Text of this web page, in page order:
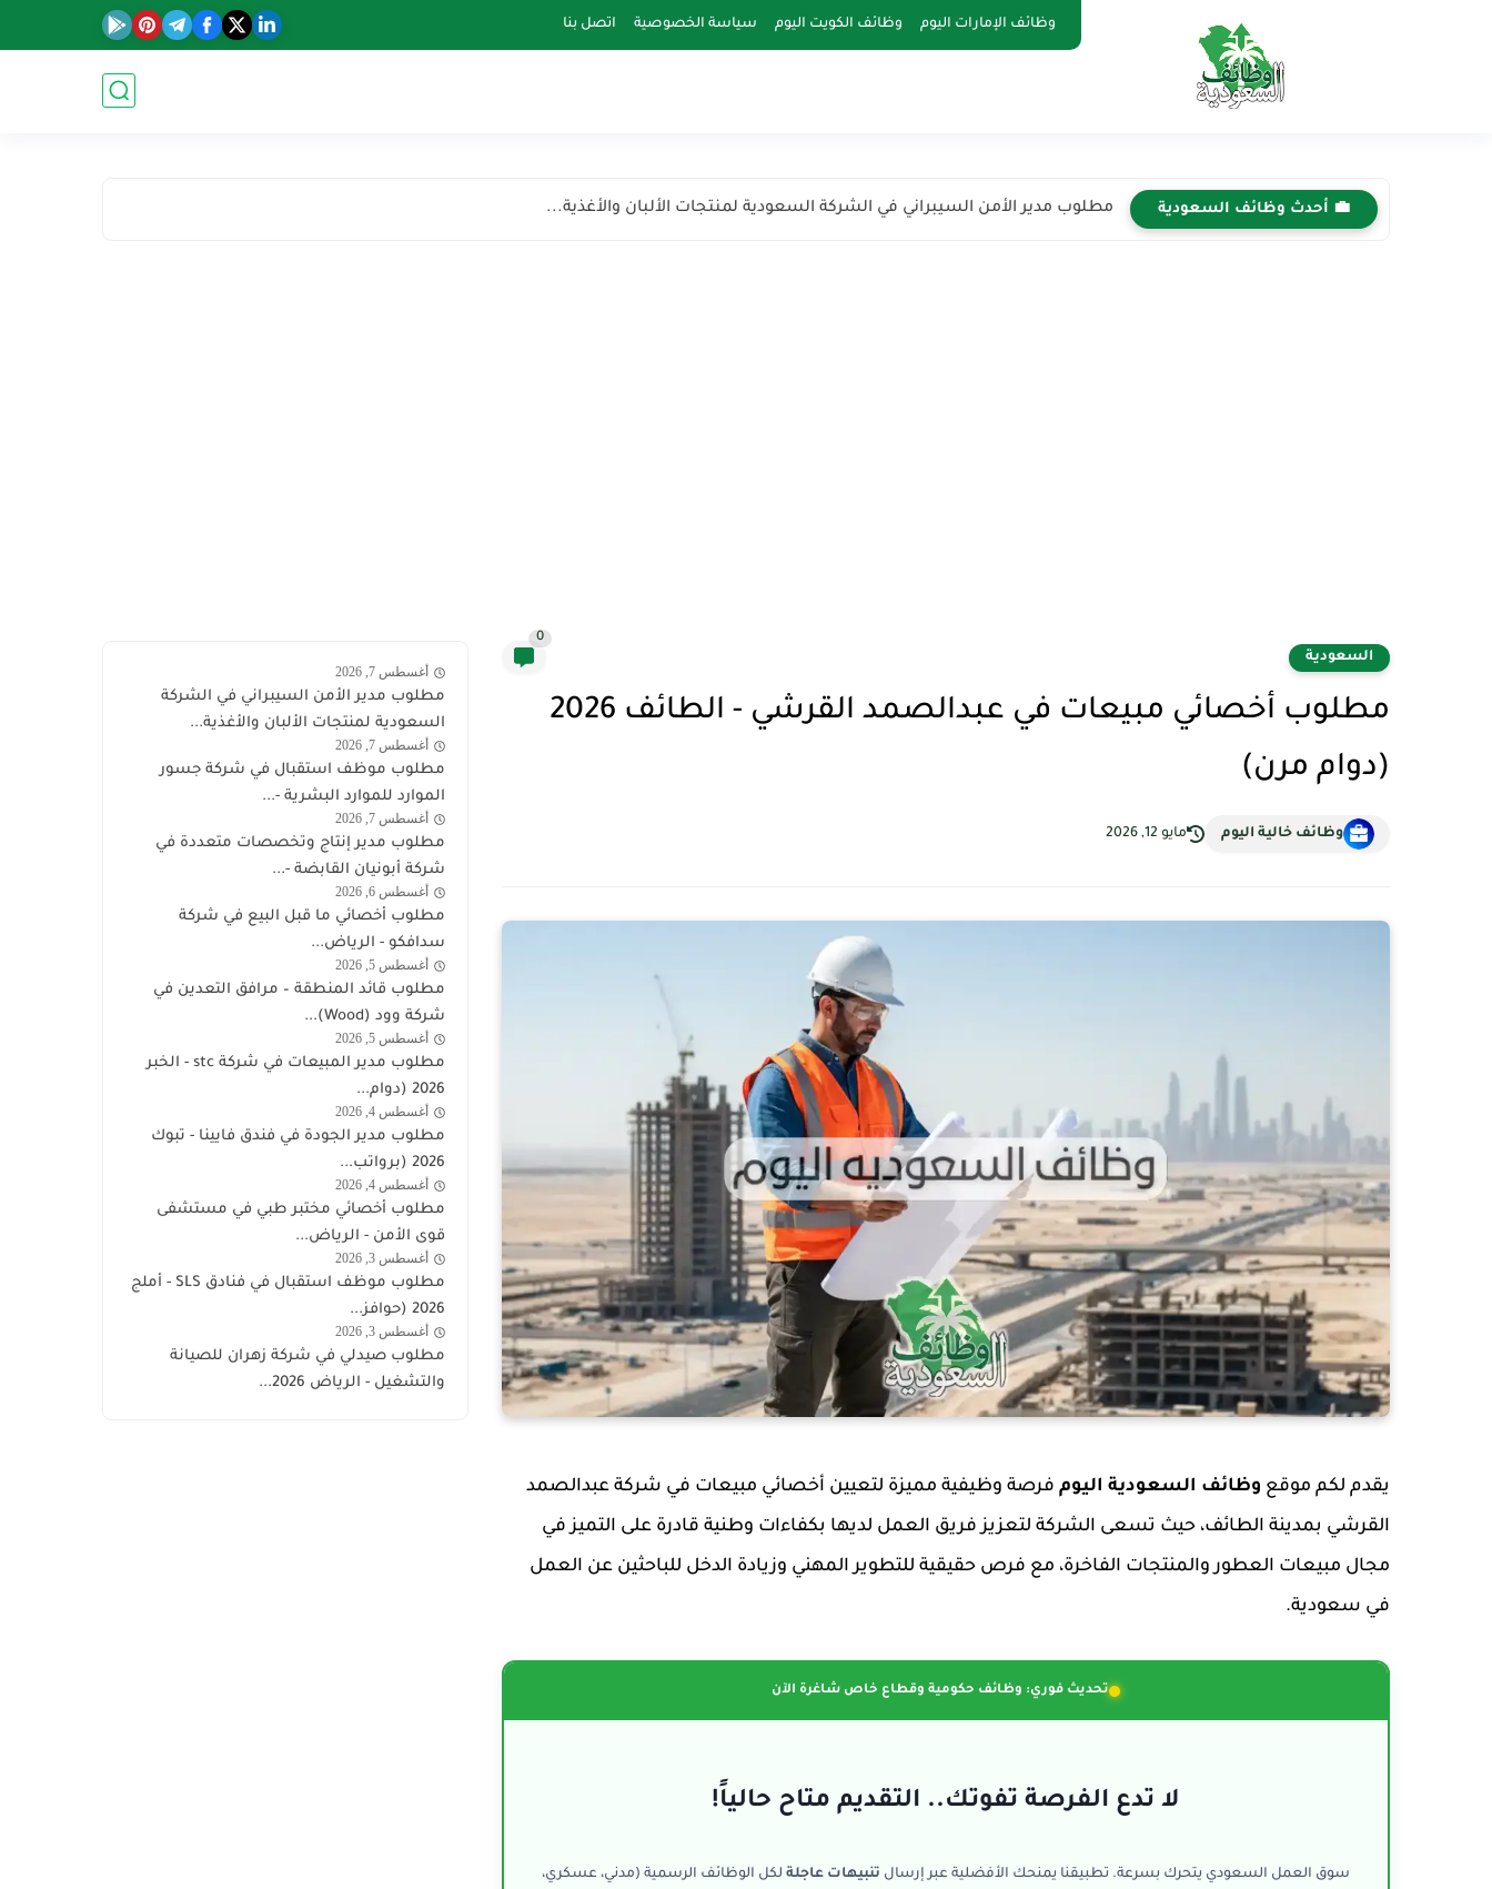
وظائف الإمارات اليوم وظائف الكويت اليوم سياسة الخصوصية اتصل بنا
💼 أحدث وظائف السعودية مطلوب مدير الأمن السيبراني في الشركة السعودية لمنتجات الألبان والأغذية...
السعودية
0
مطلوب أخصائي مبيعات في عبدالصمد القرشي - الطائف 2026
(دوام مرن)
وظائف خالية اليوم مايو 12, 2026
يقدم لكم موقع وظائف السعودية اليوم فرصة وظيفية مميزة لتعيين أخصائي مبيعات في شركة عبدالصمد
القرشي بمدينة الطائف، حيث تسعى الشركة لتعزيز فريق العمل لديها بكفاءات وطنية قادرة على التميز في
مجال مبيعات العطور والمنتجات الفاخرة، مع فرص حقيقية للتطوير المهني وزيادة الدخل للباحثين عن العمل
في سعودية.
تحديث فوري: وظائف حكومية وقطاع خاص شاغرة الآن
لا تدع الفرصة تفوتك.. التقديم متاح حالياً!
سوق العمل السعودي يتحرك بسرعة. تطبيقنا يمنحك الأفضلية عبر إرسال تنبيهات عاجلة لكل الوظائف الرسمية (مدني، عسكري،
وظائف
السعودية
أغسطس 7, 2026
مطلوب مدير الأمن السيبراني في الشركة
السعودية لمنتجات الألبان والأغذية...
السعودية
أغسطس 7, 2026
مطلوب موظف استقبال في شركة جسور
الموارد للموارد البشرية -...
وظائف
السعودية
اليوم
أغسطس 7, 2026
مطلوب مدير إنتاج وتخصصات متعددة في
شركة أبونيان القابضة -...
الشركة
السعودية
لمنتجات
الألبان
والأغذية
أغسطس 6, 2026
مطلوب أخصائي ما قبل البيع في شركة
سدافكو - الرياض...
وظائف
السعودية
اليوم
أغسطس 5, 2026
مطلوب قائد المنطقة – مرافق التعدين في
شركة وود (Wood)...
stc
توظيف
أغسطس 5, 2026
مطلوب مدير المبيعات في شركة stc - الخبر
2026 (دوام...
وظائف
السعودية
اليوم
أغسطس 4, 2026
مطلوب مدير الجودة في فندق فايينا - تبوك
2026 (برواتب...
قوى
الامن
توظيف
أغسطس 4, 2026
مطلوب أخصائي مختبر طبي في مستشفى
قوى الأمن - الرياض...
وظائف
السعودية
اليوم
أغسطس 3, 2026
مطلوب موظف استقبال في فنادق SLS - أملج
2026 (حوافز...
السعودية
أغسطس 3, 2026
مطلوب صيدلي في شركة زهران للصيانة
والتشغيل - الرياض 2026...